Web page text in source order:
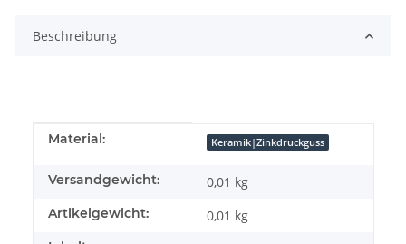
Beschreibung
Produkteigenschaft
Wert
Material: Keramik|Zinkdruckguss
Versandgewicht: 0,01 kg
Artikelgewicht: 0,01 kg